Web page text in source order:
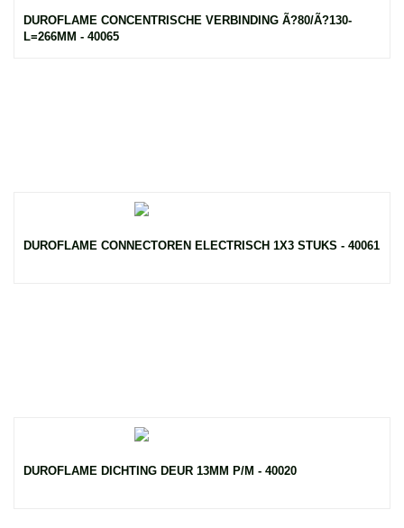
DUROFLAME CONCENTRISCHE VERBINDING Ã?80/Ã?130-
L=266MM - 40065
DUROFLAME CONNECTOREN ELECTRISCH 1X3 STUKS - 40061
DUROFLAME DICHTING DEUR 13MM P/M - 40020